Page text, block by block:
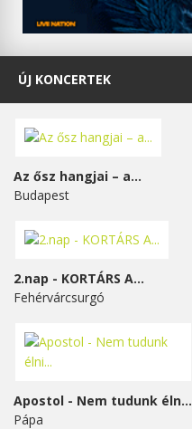
ÚJ KONCERTEK
Az ősz hangjai – a...
Budapest
2.nap - KORTÁRS A...
Fehérvárcsurgó
Apostol - Nem tudunk élni...
Pápa